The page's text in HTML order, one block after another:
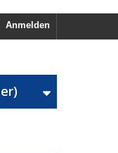
Anmelden